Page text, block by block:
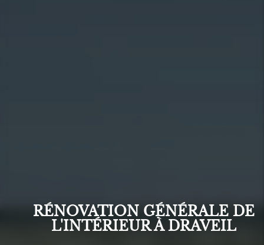
RÉNOVATION GÉNÉRALE DE
L'INTÉRIEUR À DRAVEIL